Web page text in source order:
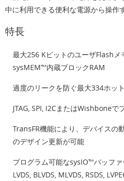
中に利用できる便利な電源から操作
特長
最大256 KビットのユーザFlash
sysMEM™内蔵ブロックRAM
過度のリークを防ぐ最大334ホッ
JTAG, SPI, I2CまたはWishboneで
TransFR機能により、デバイスの
のデザイン更新が可能
プログラム可能なsysIO™バッファ
LVDS, BLVDS, MLVDS, RSDS,